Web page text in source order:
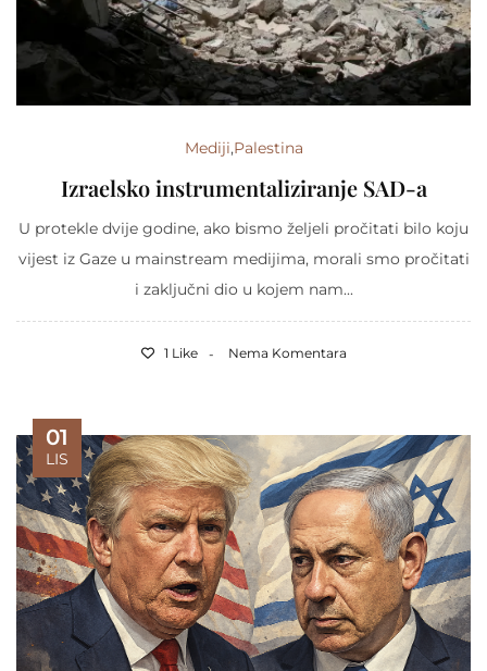
Mediji,Palestina
Izraelsko instrumentaliziranje SAD-a
U protekle dvije godine, ako bismo željeli pročitati bilo koju
vijest iz Gaze u mainstream medijima, morali smo pročitati
i zaključni dio u kojem nam...
1 Like Nema Komentara
01
LIS